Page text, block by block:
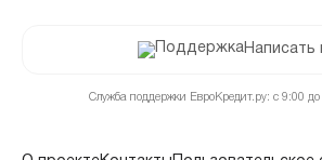
Написать
Служба поддержки ЕвроКредит.ру: с 9:00